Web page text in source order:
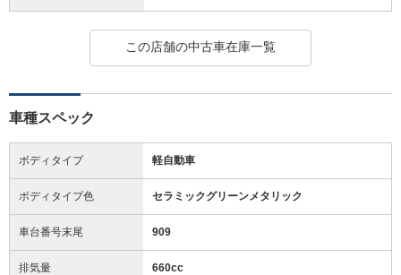
この店舗の中古車在庫一覧
車種スペック
ボディタイプ 軽自動車
ボディタイプ色 セラミックグリーンメタリック
車台番号末尾 909
排気量 660cc